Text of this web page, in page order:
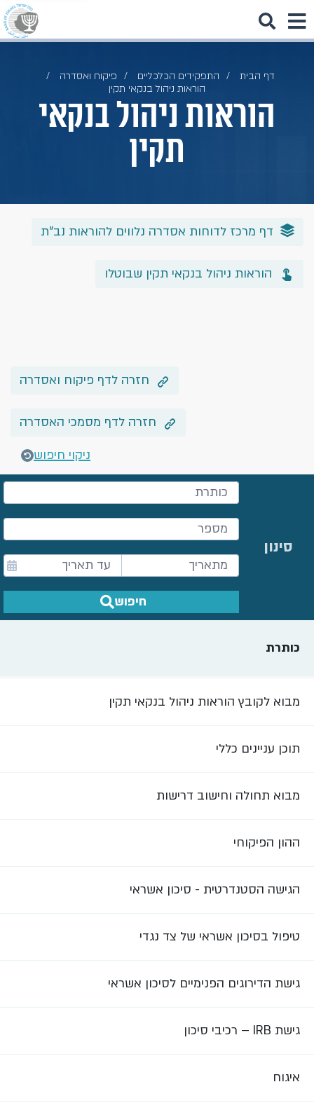
דף הבית התפקידים הכלכליים
פיקוח ואסדרה
הוראות ניהול בנקאי תקין
הוראות ניהול בנקאי
תקין
דף מרכז לדוחות אסדרה נלווים להוראות נב"ת
הוראות ניהול בנקאי תקין שבוטלו
חזרה לדף פיקוח ואסדרה
חזרה לדף מסמכי האסדרה
ניקוי חיפוש
סינון
חיפוש
כותרת
מבוא לקובץ הוראות ניהול בנקאי תקין
תוכן עניינים כללי
מבוא תחולה וחישוב דרישות
ההון הפיקוחי
הגישה הסטנדרטית - סיכון אשראי
טיפול בסיכון אשראי של צד נגדי
גישת הדירוגים הפנימיים לסיכון אשראי
גישת IRB – רכיבי סיכון
איגוח